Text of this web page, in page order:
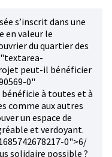
s’inscrit dans une
en valeur le
du quartier des
peut-il bénéficier
0"
à toutes et à
comme aux autres
un espace de
et verdoyant.
0">6/
solidaire possible ?